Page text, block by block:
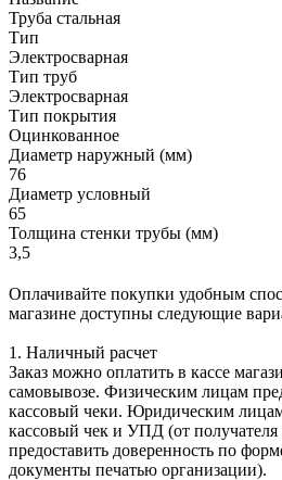
Труба стальная
Тип
Электросварная
Тип труб
Электросварная
Тип покрытия
Оцинкованное
Диаметр наружный (мм)
76
Диаметр условный
65
Толщина стенки трубы (мм)
3,5
Оплачивайте покупки удобным
магазине доступны следующие
1. Наличный расчет
Заказ можно оплатить в кассе
самовывозе. Физическим лицам
кассовый чеки. Юридическим лицам
кассовый чек и УПД (от получателя
предоставить доверенность по
документы печатью организации).